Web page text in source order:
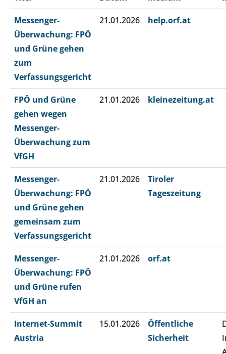
Messenger-
Überwachung: FPÖ
und Grüne gehen
zum
Verfassungsgericht
21.01.2026 help.orf.at
FPÖ und Grüne
gehen wegen
Messenger-
Überwachung zum
VfGH
21.01.2026 kleinezeitung.at
Messenger-
Überwachung: FPÖ
und Grüne gehen
gemeinsam zum
Verfassungsgericht
21.01.2026
Tiroler
Tageszeitung
Messenger-
Überwachung: FPÖ
und Grüne rufen
VfGH an
21.01.2026 orf.at
Internet-Summit
Austria
15.01.2026
Öffentliche
Sicherheit